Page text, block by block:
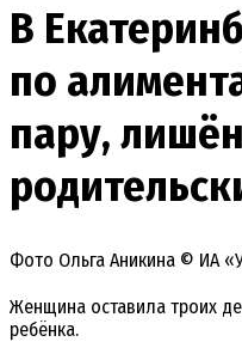
В
по
пару,
Фото Ольга Аникина © ИА
Женщина оставила троих
ребёнка.